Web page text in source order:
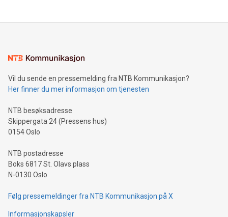
Vil du sende en pressemelding fra NTB Kommunikasjon?
Her finner du mer informasjon om tjenesten
NTB besøksadresse
Skippergata 24 (Pressens hus)
0154 Oslo
NTB postadresse
Boks 6817 St. Olavs plass
N-0130 Oslo
Følg pressemeldinger fra NTB Kommunikasjon på X
Informasjonskapsler